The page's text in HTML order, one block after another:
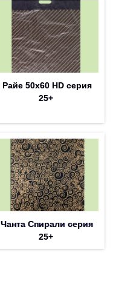
Райе 50х60 HD серия
25+
Чанта Спирали серия
25+